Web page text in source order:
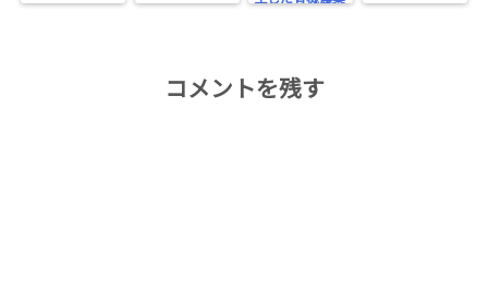
コメントを残す